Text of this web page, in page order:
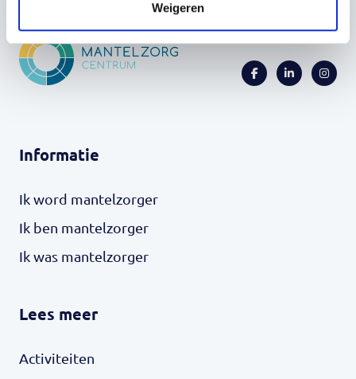
Weigeren
Informatie
Ik word mantelzorger
Ik ben mantelzorger
Ik was mantelzorger
Lees meer
Activiteiten